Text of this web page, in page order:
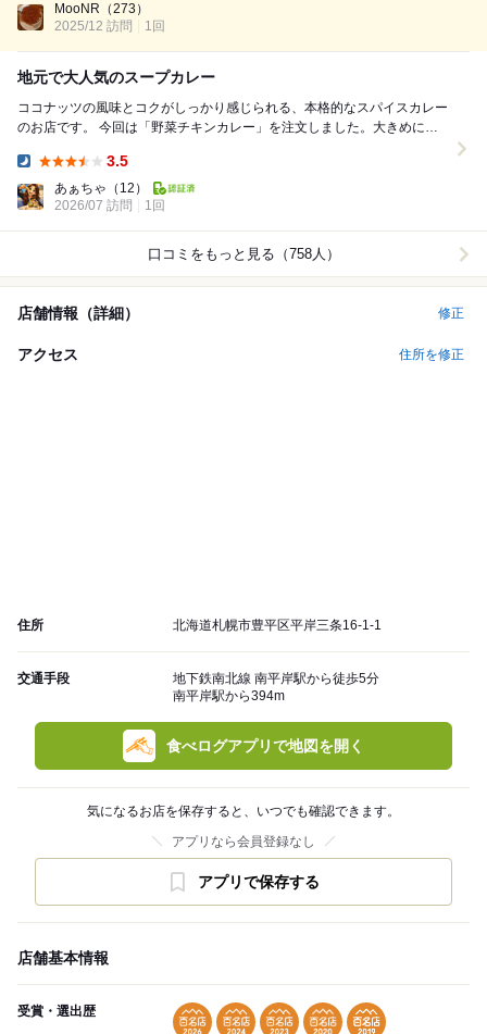
MooNR （273）
2025/12 訪問
1回
地元で大人気のスープカレー
ココナッツの風味とコクがしっかり感じられる、本格的なスパイスカレー
のお店です。 今回は「野菜チキンカレー」を注文しました。大きめにカ
3.5
あぁちゃ （12）
2026/07 訪問
1回
口コミをもっと見る（758人）
店舗情報（詳細） 修正
アクセス 住所を修正
住所 北海道札幌市豊平区平岸三条16-1-1
交通手段
地下鉄南北線 南平岸駅から徒歩5分
南平岸駅から394m
食べログアプリで地図を開く
気になるお店を保存すると、いつでも確認できます。
アプリなら会員登録なし
アプリで保存する
店舗基本情報
受賞・選出歴